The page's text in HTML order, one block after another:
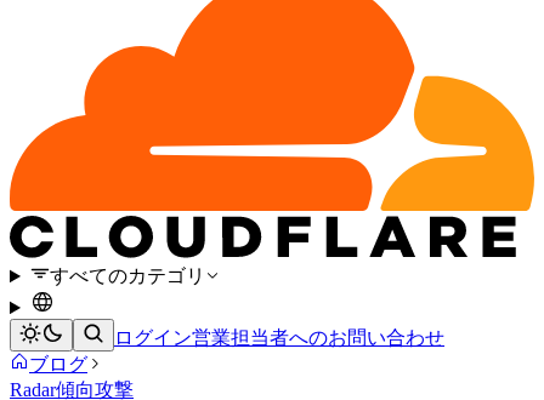
すべてのカテゴリ
ログイン営業担当者へのお問い合わせ
ブログ
Radar傾向攻撃